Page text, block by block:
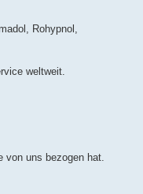
Rohypnol,
weltweit.
von uns bezogen hat.